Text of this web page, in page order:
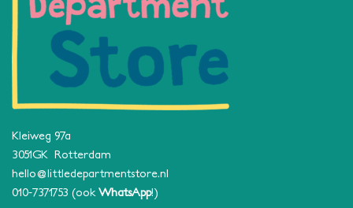
Kleiweg 97a
3051GK Rotterdam
hello@littledepartmentstore.nl
010-7371753 (ook WhatsApp!)